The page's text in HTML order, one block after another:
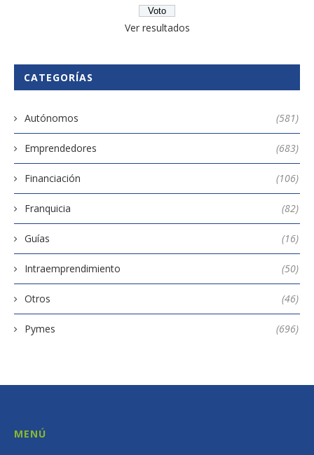
Ver resultados
CATEGORÍAS
Autónomos (581)
Emprendedores (683)
Financiación (106)
Franquicia (82)
Guías (16)
Intraemprendimiento (50)
Otros (46)
Pymes (696)
MENÚ